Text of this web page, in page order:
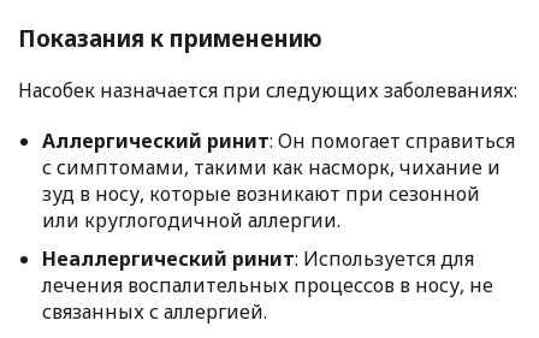
Показания к применению
Насобек назначается при следующих заболеваниях:
Аллергический ринит: Он помогает справиться
с симптомами, такими как насморк, чихание и
зуд в носу, которые возникают при сезонной
или круглогодичной аллергии.
Неаллергический ринит: Используется для
лечения воспалительных процессов в носу, не
связанных с аллергией.